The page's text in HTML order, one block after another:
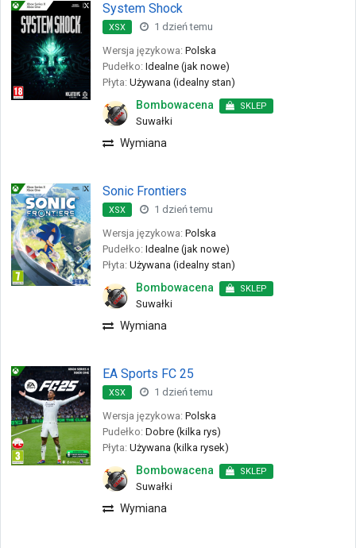
System Shock
XSX
1 dzień temu
Wersja językowa: Polska
Pudełko: Idealne (jak nowe)
Płyta: Używana (idealny stan)
Bombowacena SKLEP
Suwałki
Wymiana
Sonic Frontiers
XSX
1 dzień temu
Wersja językowa: Polska
Pudełko: Idealne (jak nowe)
Płyta: Używana (idealny stan)
Bombowacena SKLEP
Suwałki
Wymiana
EA Sports FC 25
XSX
1 dzień temu
Wersja językowa: Polska
Pudełko: Dobre (kilka rys)
Płyta: Używana (kilka rysek)
Bombowacena SKLEP
Suwałki
Wymiana